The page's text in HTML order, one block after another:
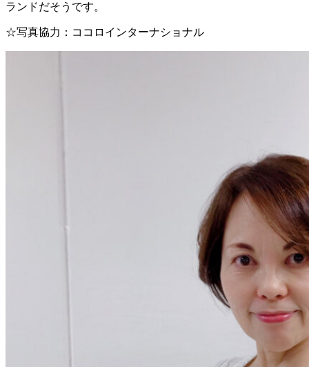
ランドだそうです。
☆写真協力：ココロインターナショナル